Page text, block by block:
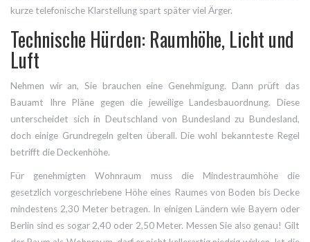
kurze telefonische Klarstellung spart später viel Ärger.
Technische Hürden: Raumhöhe, Licht und
Luft
Nehmen wir an, Sie brauchen eine Genehmigung. Dann prüft das
Bauamt Ihre Pläne gegen die jeweilige Landesbauordnung. Diese
unterscheidet sich in Deutschland von Bundesland zu Bundesland,
doch einige Grundregeln gelten überall. Die wohl bekannteste Regel
betrifft die Deckenhöhe.
Für genehmigten Wohnraum muss die Mindestraumhöhe
die
gesetzlich vorgeschriebene Höhe eines Raumes von Boden bis Decke
mindestens 2,30 Meter betragen. In einigen Ländern wie Bayern oder
Berlin sind es sogar 2,40 oder 2,50 Meter. Messen Sie also genau! Gilt